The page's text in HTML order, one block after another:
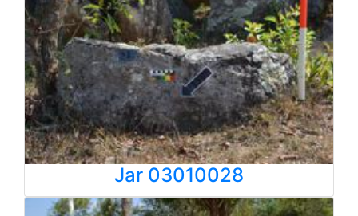
Jar 03010028